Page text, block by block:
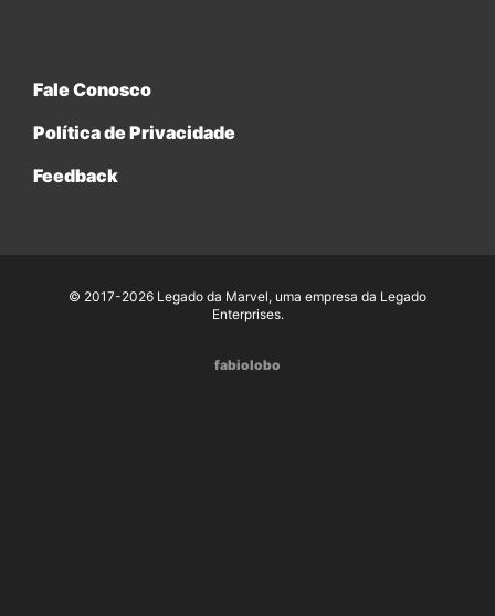
Fale Conosco
Política de Privacidade
Feedback
© 2017-2026 Legado da Marvel, uma empresa da Legado
Enterprises.
fabiolobo